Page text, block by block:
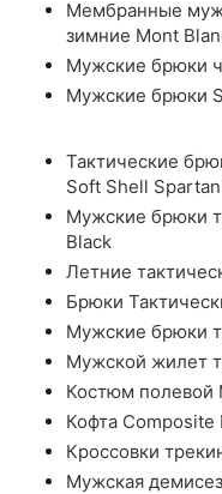
Мембранные
зимние Mont
Мужские брюки
Мужские брюки
Тактические
Soft Shell
Мужские брюки
Black
Летние
Брюки
Мужские брюки
Мужской жилет
Костюм полевой
Кофта Composite
Кроссовки
Мужская